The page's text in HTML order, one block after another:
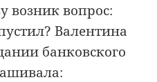
возник вопрос:
Валентина
банковского